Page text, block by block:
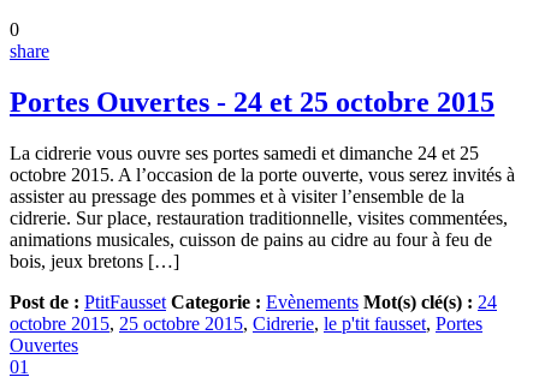
0
share
Portes Ouvertes - 24 et 25 octobre 2015
La cidrerie vous ouvre ses portes samedi et dimanche 24 et 25
octobre 2015. A l’occasion de la porte ouverte, vous serez invités à
assister au pressage des pommes et à visiter l’ensemble de la
cidrerie. Sur place, restauration traditionnelle, visites commentées,
animations musicales, cuisson de pains au cidre au four à feu de
bois, jeux bretons […]
Post de : PtitFausset Categorie : Evènements Mot(s) clé(s) : 24
octobre 2015, 25 octobre 2015, Cidrerie, le p'tit fausset, Portes
Ouvertes
01